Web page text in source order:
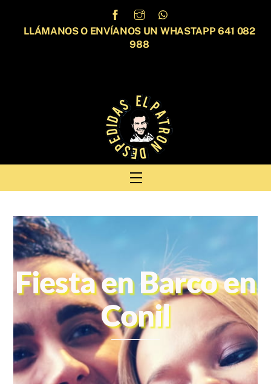
content
LLÁMANOS O ENVÍANOS UN WHASTAPP 641 082
988
Menu
Fiesta en Barco en
Conil